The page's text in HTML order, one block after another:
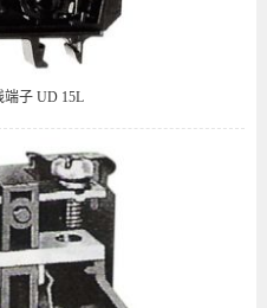
端子 UD 15L